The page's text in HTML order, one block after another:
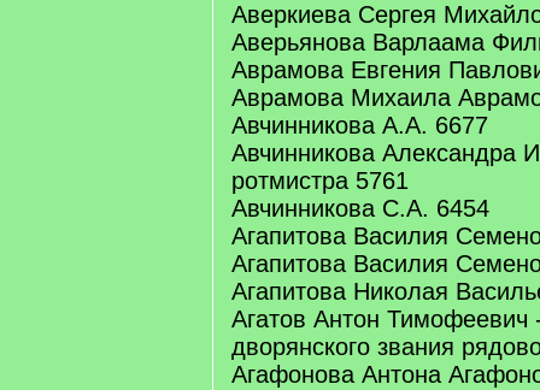
Аверкиева Сергея
Аверьянова Варлаама
Аврамова Евгения
Аврамова Михаила
Авчинникова А.А. 6677
Авчинникова Александра
ротмистра 5761
Авчинникова С.А. 6454
Агапитова Василия
Агапитова Василия
Агапитова Николая
Агатов Антон
дворянского звания
Агафонова Антона